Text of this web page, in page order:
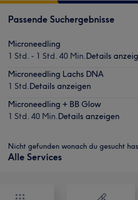
Passende Suchergebnisse
Microneedling
1 Std. - 1 Std. 40 Min.Details
Microneedling Lachs DNA
1 Std.Details anzeigen
Microneedling + BB Glow
1 Std. 40 Min.Details anzeigen
Nicht gefunden wonach du gesucht
Alle Services